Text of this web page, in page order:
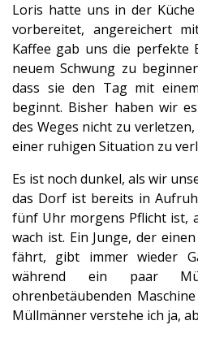
Loris hatte uns in der
vorbereitet, angereichert
Kaffee gab uns die perfekte
neuem Schwung zu
dass sie den Tag mit
beginnt. Bisher haben wir
des Weges nicht zu
einer ruhigen Situation zu
Es ist noch dunkel, als wir
das Dorf ist bereits in
fünf Uhr morgens Pflicht ist,
wach ist. Ein Junge, der
fährt, gibt immer wieder
während ein paar
ohrenbetäubenden
Müllmänner verstehe ich ja,